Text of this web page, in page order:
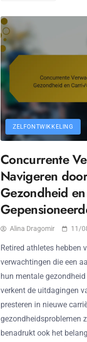
ZELFONTWIKKELING
Concurrente
Navigeren
Gezondheid
Alina Dragomir 11/
Retired athletes hebben
verwachtingen die een
hun mentale
verkent de uitdagingen
presteren in nieuwe
gezondheidsproblemen
benadrukt ook het